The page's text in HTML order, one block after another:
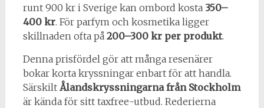
runt 900 kr i Sverige kan ombord kosta 350–
400 kr. För parfym och kosmetika ligger
skillnaden ofta på 200–300 kr per produkt.
Denna prisfördel gör att många resenärer
bokar korta kryssningar enbart för att handla.
Särskilt Ålandskryssningarna från Stockholm
är kända för sitt taxfree-utbud. Rederierna